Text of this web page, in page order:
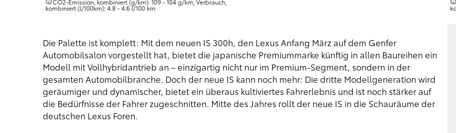
kombiniert (l/100km): 4.8 - 4.6 l/100 km
Die Palette ist komplett: Mit dem neuen IS 300h, den Lexus Anfang März auf dem Genfer
Automobilsalon vorgestellt hat, bietet die japanische Premiummarke künftig in allen Baureihen ein
Modell mit Vollhybridantrieb an – einzigartig nicht nur im Premium-Segment, sondern in der
gesamten Automobilbranche. Doch der neue IS kann noch mehr: Die dritte Modellgeneration wird
geräumiger und dynamischer, bietet ein überaus kultiviertes Fahrerlebnis und ist noch stärker auf
die Bedürfnisse der Fahrer zugeschnitten. Mitte des Jahres rollt der neue IS in die Schauräume der
deutschen Lexus Foren.